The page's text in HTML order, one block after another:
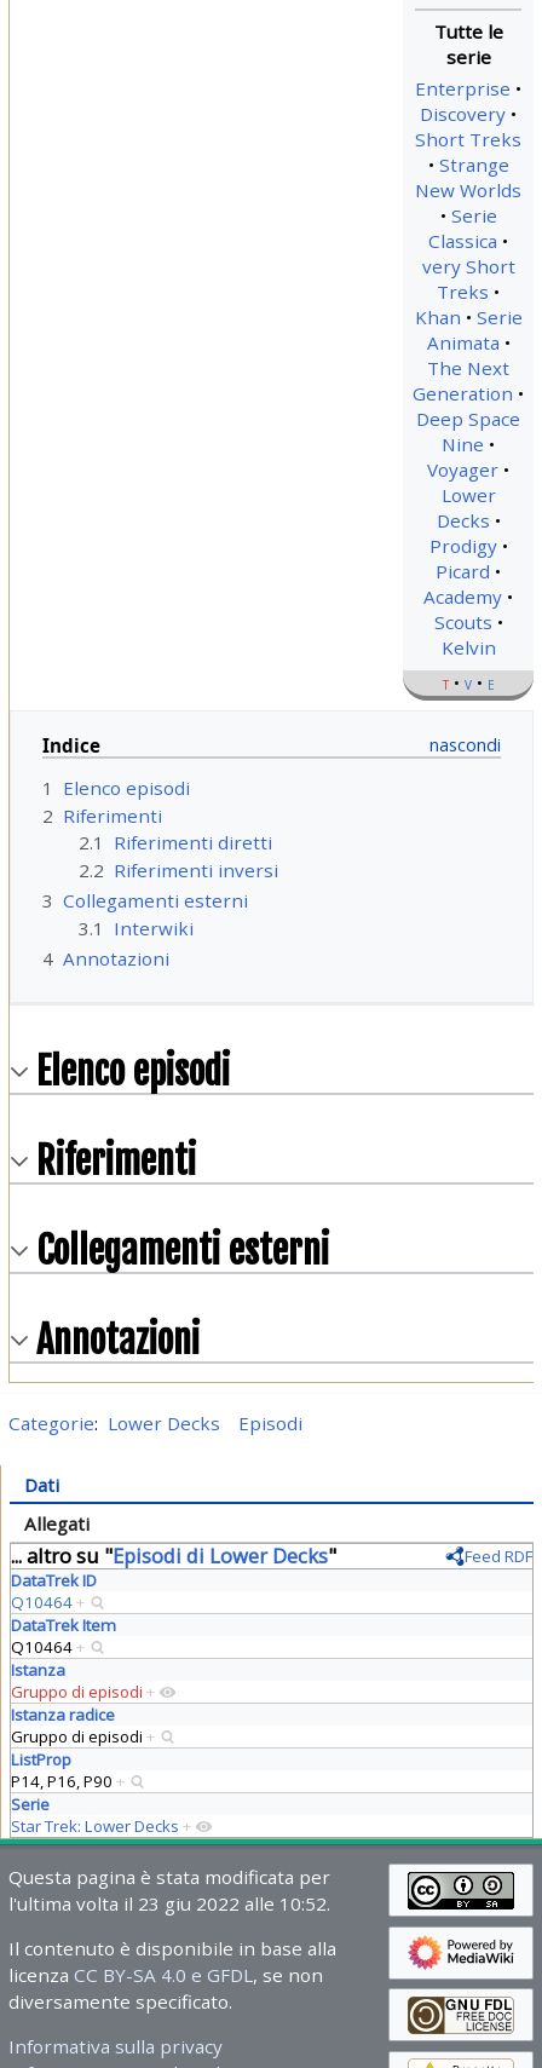
Enterprise
Discovery
Short Treks
Strange
New Worlds
Serie
Classica
very Short
Treks
Khan
Serie
Animata
The Next
Generation
Deep Space
Nine
Voyager
Lower
Decks
Prodigy
Picard
Academy
Scouts
Kelvin
t v e
Indice
1
Elenco episodi
2 Riferimenti
2.1
Riferimenti diretti
2.2 Riferimenti inversi
3 Collegamenti esterni
3.1
Interwiki
4 Annotazioni
Elenco episodi
Riferimenti
Collegamenti esterni
Annotazioni
Categorie: Lower Decks Episodi
Dati
Allegati
... altro su "Episodi di Lower Decks"
Feed RDF
DataTrek ID
Q10464+
DataTrek Item
Q10464+
Istanza
Gruppo di episodi +
Istanza radice
Gruppo di episodi +
ListProp
P14, P16, P90 +
Serie
Star Trek: Lower Decks +
Questa pagina è stata modificata per
l'ultima volta il 23 giu 2022 alle 10:52.
Il contenuto è disponibile in base alla
licenza CC BY-SA 4.0 e GFDL, se non
diversamente specificato.
Informativa sulla privacy